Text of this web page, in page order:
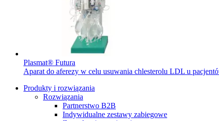
Plasmat® Futura
Aparat do aferezy w celu usuwania chlesterolu LDL u
Produkty i rozwiązania
Rozwiązania
Partnerstwo B2B
Indywidualne zestawy zabiegowe